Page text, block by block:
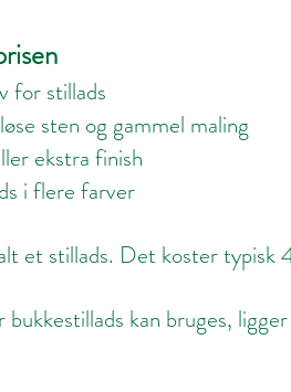
for stillads
sten og gammel maling
ekstra finish
i flere farver
et stillads. Det koster
bukkestillads kan bruges,